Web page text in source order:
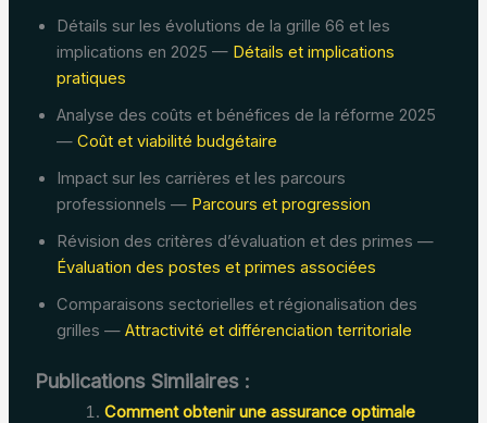
Détails sur les évolutions de la grille 66 et les
implications en 2025 — Détails et implications
pratiques
Analyse des coûts et bénéfices de la réforme 2025
— Coût et viabilité budgétaire
Impact sur les carrières et les parcours
professionnels — Parcours et progression
Révision des critères d’évaluation et des primes —
Évaluation des postes et primes associées
Comparaisons sectorielles et régionalisation des
grilles — Attractivité et différenciation territoriale
Publications Similaires :
Comment obtenir une assurance optimale